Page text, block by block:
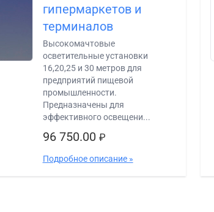
гипермаркетов и
терминалов
Высокомачтовые
осветительные установки
16,20,25 и 30 метров для
предприятий пищевой
промышленности.
Предназначены для
эффективного освещени...
96 750.00 ₽
Подробное описание »